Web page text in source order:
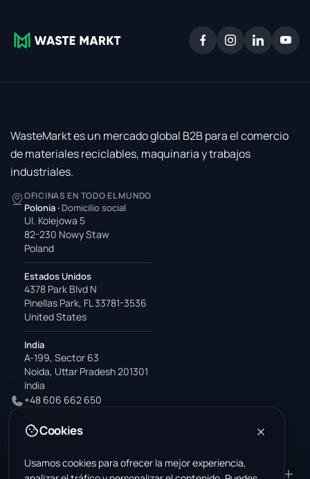
WasteMarkt es un mercado global B2B para el comercio
de materiales reciclables, maquinaria y trabajos
industriales.
OFICINAS EN TODO EL MUNDO
Polonia · Domicilio social
Ul. Kolejowa 5
82-230 Nowy Staw
Poland
Estados Unidos
4378 Park Blvd N
Pinellas Park, FL 33781-3536
United States
India
A-199, Sector 63
Noida, Uttar Pradesh 201301
India
+48 606 662 650
office@wastemarkt.com
PRODUCTO RESOURCES
Cookies
Usamos cookies para ofrecer la mejor experiencia,